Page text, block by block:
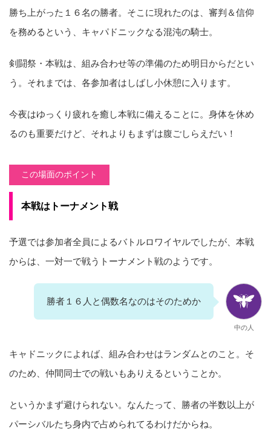
勝ち上がった１６名の勝者。そこに現れたのは、審判＆信仰
を務めるという、キャパドニックなる混沌の騎士。
剣闘祭・本戦は、組み合わせ等の準備のため明日からだとい
う。それまでは、各参加者はしばし小休憩に入ります。
今夜はゆっくり疲れを癒し本戦に備えることに。身体を休め
るのも重要だけど、それよりもまずは腹ごしらえだい！
この場面のポイント
本戦はトーナメント戦
予選では参加者全員によるバトルロワイヤルでしたが、本戦
からは、一対一で戦うトーナメント戦のようです。
勝者１６人と偶数名なのはそのためか
中の人
キャドニックによれば、組み合わせはランダムとのこと。そ
のため、仲間同士での戦いもありえるということか。
というかまず避けられない。なんたって、勝者の半数以上が
パーシバルたち身内で占められてるわけだからね。